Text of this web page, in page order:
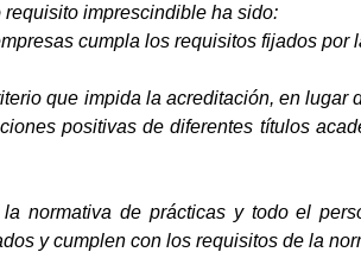
imprescindible ha sido:
cumpla los requisitos fijados por
que impida la acreditación, en lugar
positivas de diferentes títulos
normativa de prácticas y todo el
y cumplen con los requisitos de la